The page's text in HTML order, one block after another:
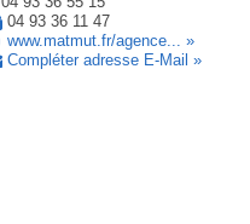
04 93 36 11 47
www.matmut.fr/agence... »
Compléter adresse E-Mail »